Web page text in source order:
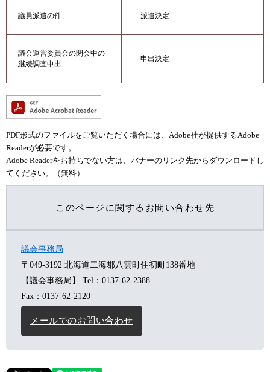
議員派遣の件 派遣決定
議会運営委員会の閉会中の
継続調査申出
申出決定
PDF形式のファイルをご覧いただく場合には、Adobe社が提供するAdobe
Readerが必要です。
Adobe Readerをお持ちでない方は、バナーのリンク先からダウンロードし
てください。（無料）
このページに関するお問い合わせ先
議会事務局
〒049-3192 北海道二海郡八雲町住初町138番地
【議会事務局】
Tel：0137-62-2388
Fax：0137-62-2120
メールでのお問い合わせ